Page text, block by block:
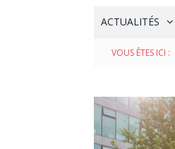
ACTUALITÉS
VOUS ÊTES ICI :